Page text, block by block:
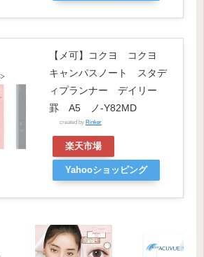
【メ可】コクヨ コクヨ
キャンパスノート スタデ
ィプランナー デイリー
罫 A5 ノ-Y82MD
created by Rinker
楽天市場
Yahooショッピング